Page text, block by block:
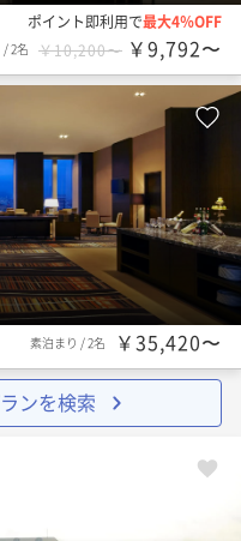
ポイント即利用で最大4％OFF
/2名 ￥10,200〜 ￥9,792〜
素泊まり /2名 ￥35,420〜
ンを検索